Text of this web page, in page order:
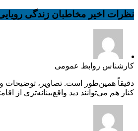
نظرات اخیر مخاطبان زندگی
کارشناس روابط عمومی
دقیقاً همین‌طور است. تصاویر، توضیحات و
کنار هم می‌توانند دید واقع‌بینانه‌تری از